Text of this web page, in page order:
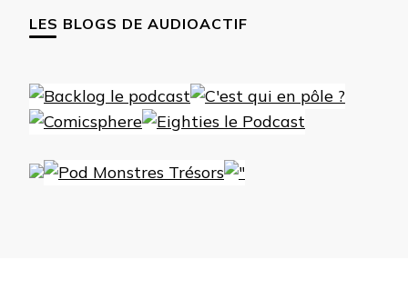
LES BLOGS DE AUDIOACTIF